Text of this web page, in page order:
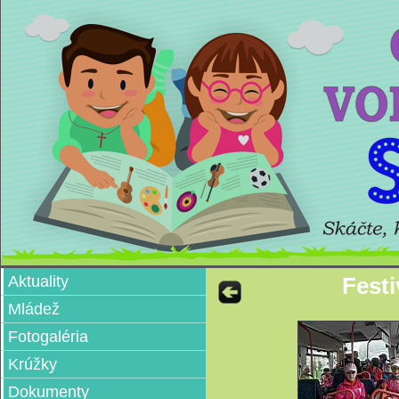
Aktuality
Mládež
Fotogaléria
Krúžky
Dokumenty